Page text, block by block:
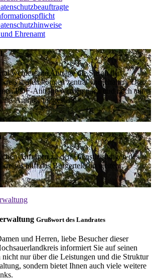
Ehrenamt
werden alle Anträge die Sie an den
stellen können zentral vorgehalten. Die
PDF-Anträge werden nach und nach auf
Anträge umgestellt.
Anfragen zu den Dienstleistungen des
hilft das Bürgertelefon weiter.
Grußwort des Landrates
und Herren, liebe Besucher dieser
informiert Sie auf seinen
nicht nur über die Leistungen und die Struktur
sondern bietet Ihnen auch viele weitere